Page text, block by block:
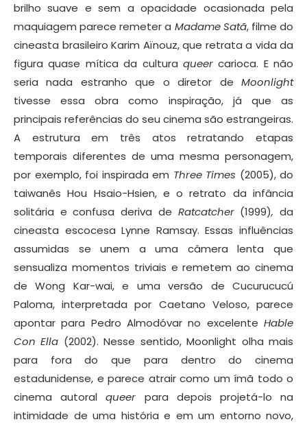
brilho suave e sem a opacidade ocasionada pela
maquiagem parece remeter a Madame Satã, filme do
cineasta brasileiro Karim Aïnouz, que retrata a vida da
figura quase mítica da cultura queercarioca. E não
seria nada estranho que o diretor de Moonlight
tivesse essa obra como inspiração, já que as
principais referências do seu cinema são estrangeiras.
A estrutura em três atos retratando etapas
temporais diferentes de uma mesma personagem,
por exemplo, foi inspirada em Three Times (2005), do
taiwanês Hou Hsaio-Hsien, e o retrato da infância
solitária e confusa deriva de Ratcatcher (1999), da
cineasta escocesa Lynne Ramsay. Essas influências
assumidas se unem a uma câmera lenta que
sensualiza momentos triviais e remetem ao cinema
de Wong Kar-wai, e uma versão de Cucurucucú
Paloma, interpretada por Caetano Veloso, parece
apontar para Pedro Almodóvar no excelente Hable
Con Ella (2002). Nesse sentido, Moonlight olha mais
para fora do que para dentro do cinema
estadunidense, e parece atrair como um ímã todo o
cinema autoralqueer para depois projetá-lo na
intimidade de uma história e em um entorno novo,